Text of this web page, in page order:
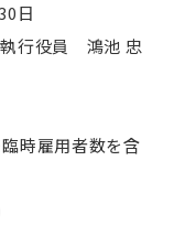
日
行役員 鴻池 忠
時雇用者数を含